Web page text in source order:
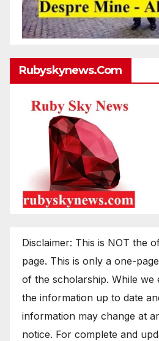
Rubyskynews.com
Disclaimer: This is NOT the
page. This is only a one-
of the scholarship. While we
the information up to date
information may change at
notice. For complete and